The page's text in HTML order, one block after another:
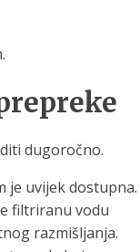
dugoročno.
je uvijek dostupna.
filtriranu vodu
razmišljanja.